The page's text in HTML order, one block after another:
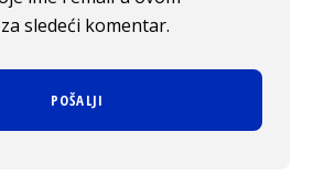
sledeći komentar.